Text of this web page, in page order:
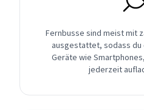
Fernbusse sind meist mit
ausgestattet, sodass
Geräte wie
jederzeit